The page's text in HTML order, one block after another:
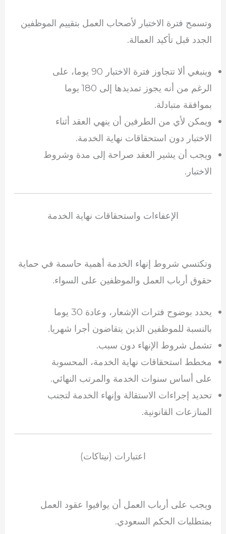
وتسمح فترة الاختبار لأصحاب العمل بتقييم الموظفين
الجدد قبل تأكيد العمالة.
وينبغي ألا تتجاوز فترة الاختبار 90 يوما، على
الرغم من أنه يجوز تمديدها إلى 180 يوما
بموافقة متبادلة.
ويمكن لأي من الطرفين أن ينهي العقد أثناء
الاختبار دون استحقاقات نهاية الخدمة.
ويجب أن يشير العقد صراحة إلى مدة وشروط
الاختبار.
الإعفاءات واستحقاقات نهاية الخدمة
وتكتسي شروط إنهاء الخدمة أهمية حاسمة في حماية
حقوق أرباب العمل والموظفين على السواء.
يحدد بوضوح فترات الإشعار، وعادة 30 يوما
بالنسبة للموظفين الذين يتقاضون أجرا شهريا.
تشمل شروط الإنهاء دون سبب.
مخطط استحقاقات نهاية الخدمة، المحسوبة
على أساس سنوات الخدمة والمرتب النهائي.
تحديد إجراءات الاستقالة وإنهاء الخدمة لتجنب
المنازعات القانونية.
اعتبارات (نيتاكات)
ويجب على أرباب العمل أن يوافيوا عقود العمل
بمتطلبات الحكم السعودي.